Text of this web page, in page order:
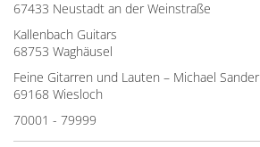
67433 Neustadt an der Weinstraße
Kallenbach Guitars
68753 Waghäusel
Feine Gitarren und Lauten – Michael Sander
69168 Wiesloch
70001 - 79999